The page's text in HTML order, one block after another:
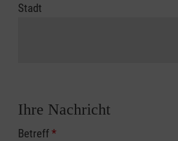
Stadt
Ihre Nachricht
Betreff*